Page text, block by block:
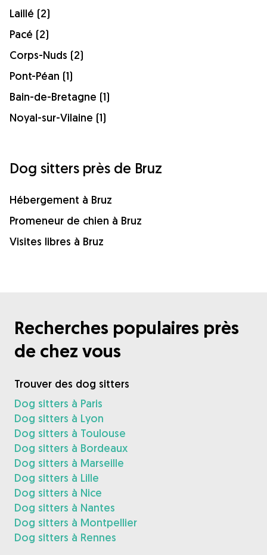
Laillé (2)
Pacé (2)
Corps-Nuds (2)
Pont-Péan (1)
Bain-de-Bretagne (1)
Noyal-sur-Vilaine (1)
Dog sitters près de Bruz
Hébergement à Bruz
Promeneur de chien à Bruz
Visites libres à Bruz
Recherches populaires près
de chez vous
Trouver des dog sitters
Dog sitters à Paris
Dog sitters à Lyon
Dog sitters à Toulouse
Dog sitters à Bordeaux
Dog sitters à Marseille
Dog sitters à Lille
Dog sitters à Nice
Dog sitters à Nantes
Dog sitters à Montpellier
Dog sitters à Rennes